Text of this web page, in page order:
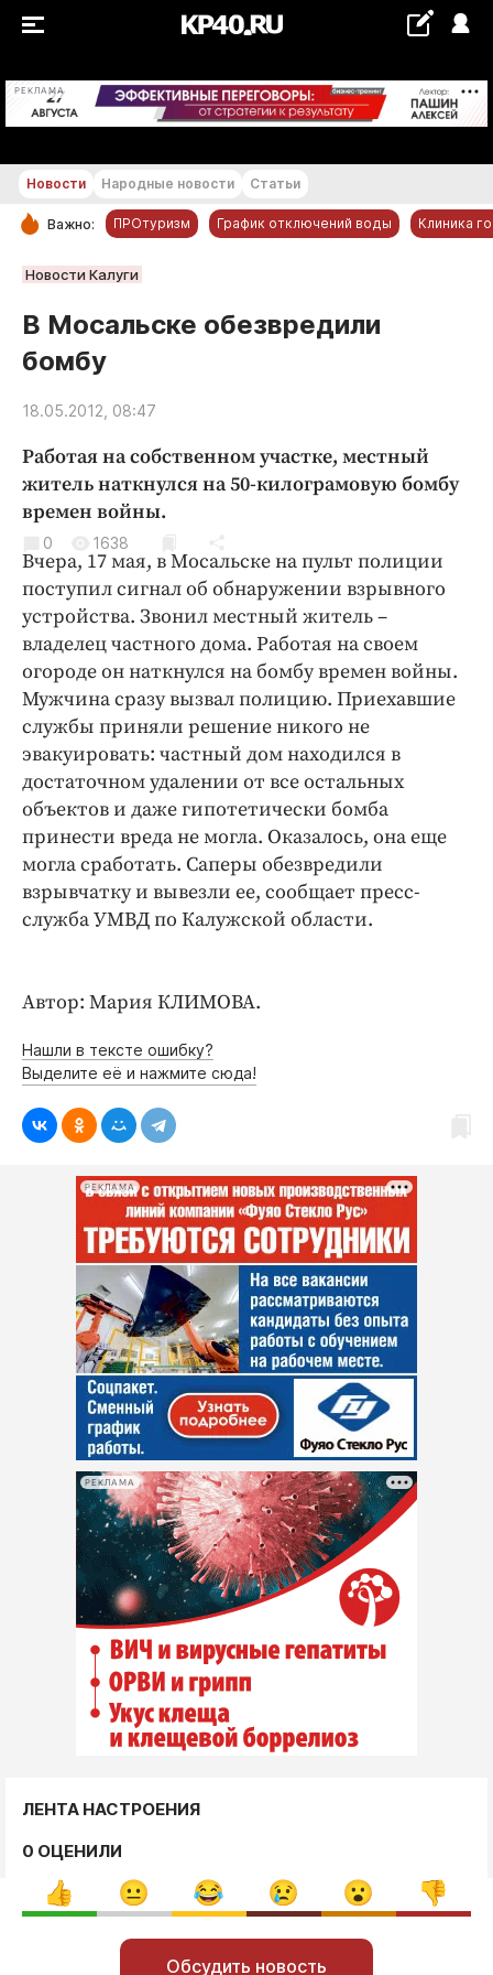
РЕКЛАМА +22...+23 °С
РУБРИКИ
Статьи
Народные новости
Авто и транспорт
Благоустройство
Криминал
Культура
Недвижимость и ЖКХ
Образование
Общество
Погода
Праздники
Происшествия
Спорт
Экономика и бизнес
ПРОЕКТЫ
Блоги
Издания
Интересное чтиво
Бренд года
Работодатель года
Новости Народные новости Статьи
Важно: ПРОтуризм График отключений воды Клиника
Новости Калуги
В Мосальске обезвредили
бомбу
18.05.2012, 08:47
Работая на собственном участке, местный
житель наткнулся на 50-килограмовую бомбу
времен войны.
0 1638
Вчера, 17 мая, в Мосальске на пульт полиции
поступил сигнал об обнаружении взрывного
устройства. Звонил местный житель –
владелец частного дома. Работая на своем
огороде он наткнулся на бомбу времен войны.
Мужчина сразу вызвал полицию. Приехавшие
службы приняли решение никого не
эвакуировать: частный дом находился в
достаточном удалении от все остальных
объектов и даже гипотетически бомба
принести вреда не могла. Оказалось, она еще
могла сработать. Саперы обезвредили
взрывчатку и вывезли ее, сообщает пресс-
служба УМВД по Калужской области.
Автор: Мария КЛИМОВА.
Нашли в тексте ошибку?
Выделите её и нажмите сюда!
РЕКЛАМА
РЕКЛАМА
ЛЕНТА НАСТРОЕНИЯ
0 ОЦЕНИЛИ
Обсудить новость